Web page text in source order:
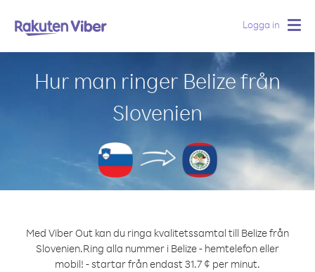
Logga in
Hur man ringer Belize från
Slovenien
Med Viber Out kan du ringa kvalitetssamtal till Belize från
Slovenien.Ring alla nummer i Belize - hemtelefon eller
mobil! - startar från endast 31.7 ¢ per minut.